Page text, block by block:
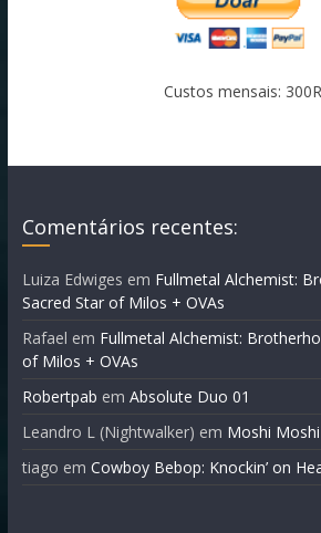
Custos mensais:
Comentários recentes:
Luiza Edwiges em Fullmetal Alchemist:
Sacred Star of Milos + OVAs
Rafael em Fullmetal Alchemist:
of Milos + OVAs
Robertpab em Absolute Duo 01
Leandro L (Nightwalker) em Moshi
tiago em Cowboy Bebop: Knockin’ on